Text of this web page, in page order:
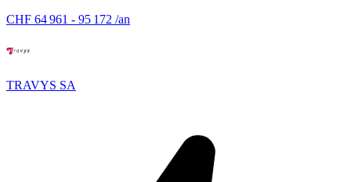
CHF 64 961 - 95 172 /an
TRAVYS SA